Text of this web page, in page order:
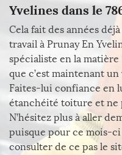
Yvelines dans le
Cela fait des années
travail à Prunay En
spécialiste en la matière
que c’est maintenant
Faites-lui confiance en
étanchéité toiture et ne
N’hésitez plus à aller
puisque pour ce mois-
consulter de ce pas le